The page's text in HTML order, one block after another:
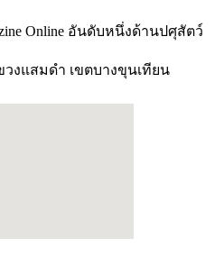
Online อันดับหนึ่งด้านปศุสัตว์
วงแสมดำ เขตบางขุนเทียน